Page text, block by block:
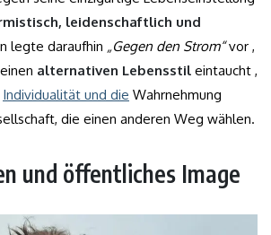
leidenschaftlich und
legte daraufhin „Gegen den Strom“vor ,
alternativen Lebensstil eintaucht ,
Individualität und die Wahrnehmung
die einen anderen Weg wählen.
und öffentliches Image